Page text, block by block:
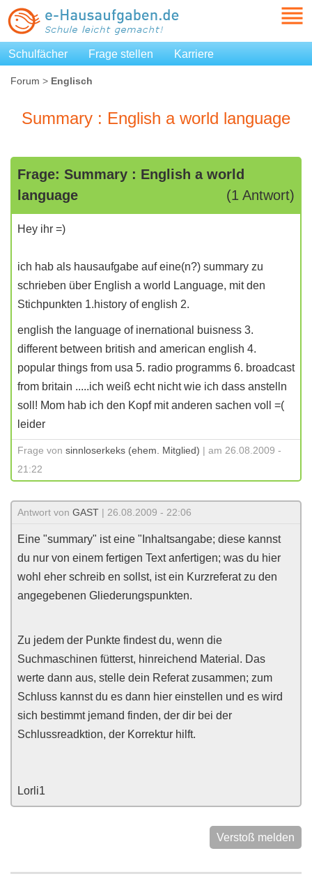
Schulfächer Frage stellen Karriere
Forum > Englisch
Summary : English a world language
Frage: Summary : English a world
language
(1 Antwort)
Hey ihr =)
ich hab als hausaufgabe auf eine(n?) summary zu
schrieben über English a world Language, mit den
Stichpunkten 1.history of english 2.
english the language of inernational buisness 3.
different between british and american english 4.
popular things from usa 5. radio programms 6. broadcast
from britain .....ich weiß echt nicht wie ich dass anstelln
soll! Mom hab ich den Kopf mit anderen sachen voll =(
leider
Frage von sinnloserkeks (ehem. Mitglied) | am 26.08.2009 -
21:22
Antwort von GAST | 26.08.2009 - 22:06
Eine "summary" ist eine "Inhaltsangabe; diese kannst
du nur von einem fertigen Text anfertigen; was du hier
wohl eher schreib en sollst, ist ein Kurzreferat zu den
angegebenen Gliederungspunkten.
Zu jedem der Punkte findest du, wenn die
Suchmaschinen fütterst, hinreichend Material. Das
werte dann aus, stelle dein Referat zusammen; zum
Schluss kannst du es dann hier einstellen und es wird
sich bestimmt jemand finden, der dir bei der
Schlussreadktion, der Korrektur hilft.
Lorli1
Verstoß melden